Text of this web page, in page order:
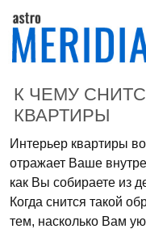
К ЧЕМУ
КВАРТИРЫ
Интерьер квартиры
отражает Ваше
как Вы собираете из
Когда снится такой
тем, насколько Вам